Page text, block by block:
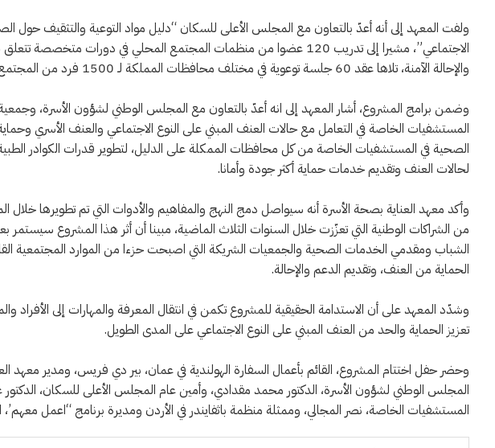
‏ولفت المعهد إلى أنه أعدّ بالتعاون مع المجلس الأعلى للسكان “دليل مواد التوعية والتثقيف حول
الاجتماعي”، مشيرا إلى تدريب 120 عضوا من منظمات المجتمع المحلي في دورات
والإحالة الآمنة، تلاها عقد 60 جلسة توعوية في مختلف محافظات المملكة لـ 1500 فرد من المجتمع المحلي من أجل تعزيز مشاركتهم الفاعلة.
‏وضمن برامج المشروع، أشار المعهد إلى انه أعدّ بالتعاون مع المجلس الوطني لشؤون الأسرة،
الصحية في المستشفيات الخاصة من كل محافظات الممكلة على الدليل، لتطوير قدرات الكوادر
لحالات العنف وتقديم خدمات حماية أكثر جودة وأمانا.
‏وأكد معهد العناية بصحة الأسرة أنه سيواصل دمج النهج والمفاهيم والأدوات التي تم تطويرها خلال
من الشراكات الوطنية التي تعزّزت خلال السنوات الثلاث الماضية، مبينا أن أثر هذا المشروع سيستمر
الشباب ومقدمي الخدمات الصحية والجمعيات الشريكة التي اصبحت حزءا من الموارد المجتمعية
الحماية من العنف، وتقديم الدعم والإحالة.
‏وشدّد المعهد على أن الاستدامة الحقيقية للمشروع تكمن في انتقال المعرفة والمهارات إلى
تعزيز الحماية والحد من العنف المبني على النوع الاجتماعي على المدى الطويل.
‏وحضر حفل اختتام المشروع، القائم بأعمال السفارة الهولندية في عمان، بير دي فريس، ومدير معهد
المجلس الوطني لشؤون الأسرة، الدكتور محمد مقدادي، وأمين عام المجلس الأعلى للسكان،
المستشفيات الخاصة، نصر المجالي، وممثلة منظمة باثفايندر في الأردن ومديرة برنامج “اعمل معهم’،